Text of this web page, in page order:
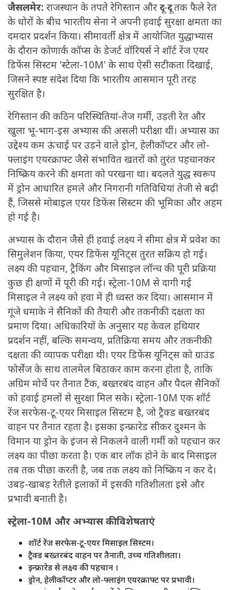
जैसलमेर: राजस्थान के तपते रेगिस्तान और दूर-दूर तक फैले रेत
के धोरों के बीच भारतीय सेना ने अपनी हवाई सुरक्षा क्षमता का
दमदार प्रदर्शन किया। सीमावर्ती क्षेत्र में आयोजित युद्धाभ्यास
के दौरान कोणार्क कॉप्स के डेजर्ट वॉरियर्स ने शॉर्ट रेंज एयर
डिफेंस सिस्टम 'स्टेला-10M' के साथ ऐसी सटीकता दिखाई,
जिसने स्पष्ट संदेश दिया कि भारतीय आसमान पूरी तरह
सुरक्षित है।
रेगिस्तान की कठिन परिस्थितियां-तेज गर्मी, उड़ती रेत और
खुला भू-भाग-इस अभ्यास की असली परीक्षा थीं। अभ्यास का
उद्देश्य कम ऊंचाई पर उड़ने वाले ड्रोन, हेलीकॉप्टर और लो-
फ्लाइंग एयरक्राफ्ट जैसे संभावित खतरों को तुरंत पहचानकर
निष्क्रिय करने की क्षमता को परखना था। बदलते युद्ध स्वरूप
में ड्रोन आधारित हमले और निगरानी गतिविधियां तेजी से बढ़ी
हैं, जिससे मोबाइल एयर डिफेंस सिस्टम की भूमिका और अहम
हो गई है।
अभ्यास के दौरान जैसे ही हवाई लक्ष्य ने सीमा क्षेत्र में प्रवेश का
सिमुलेशन किया, एयर डिफेंस यूनिट्स तुरंत सक्रिय हो गई।
लक्ष्य की पहचान, ट्रैकिंग और मिसाइल लॉन्च की पूरी प्रक्रिया
कुछ ही क्षणों में पूरी की गई। स्ट्रेला-10M से दागी गई
मिसाइल ने लक्ष्य को हवा में ही ध्वस्त कर दिया। आसमान में
गूंजे धमाके ने सैनिकों की तैयारी और तकनीकी दक्षता का
प्रमाण दिया। अधिकारियों के अनुसार यह केवल हथियार
प्रदर्शन नहीं, बल्कि समन्वय, प्रतिक्रिया समय और तकनीकी
दक्षता की व्यापक परीक्षा थी। एयर डिफेंस यूनिट्स को ग्राउंड
फोर्सेज के साथ तालमेल बिठाकर काम करना होता है, ताकि
अग्रिम मोर्चे पर तैनात टैंक, बख्तरबंद वाहन और पैदल सैनिकों
को हवाई हमलों से सुरक्षा मिल सके। स्ट्रेला-10M एक शॉर्ट
रेंज सरफेस-टू-एयर मिसाइल सिस्टम है, जो ट्रैक्ड बख्तरबंद
वाहन पर तैनात रहता है। इसका इन्फ्रारेड सीकर दुश्मन के
विमान या ड्रोन के इंजन से निकलने वाली गर्मी को पहचान कर
लक्ष्य का पीछा करता है। एक बार लॉक होने के बाद मिसाइल
तब तक पीछा करती है, जब तक लक्ष्य को निष्क्रिय न कर दे।
उबड़-खाबड़ रेतीले इलाकों में इसकी गतिशीलता इसे और
प्रभावी बनाती है।
स्ट्रेला-10M और अभ्यास की विशेषताएं
शॉर्ट रेंज सरफेस-टू-एयर मिसाइल सिस्टम।
ट्रैक्ड बख्तरबंद वाहन पर तैनाती, उच्च गतिशीलता।
इन्फ्रारेड से लक्ष्य की पहचान ।
ड्रोन, हेलीकॉप्टर और लो-फ्लाइंग एयरक्राफ्ट पर प्रभावी।